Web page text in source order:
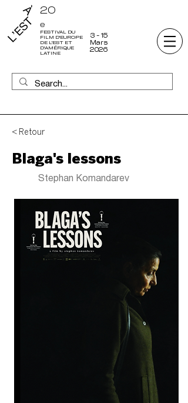
FESTIVAL DU
FILM D'EUROPE
DE L'EST ET
D'AMÉRIQUE
LATINE
20
e
3 - 15
Mars
2026
< Retour
Blaga's lessons
Stephan Komandarev